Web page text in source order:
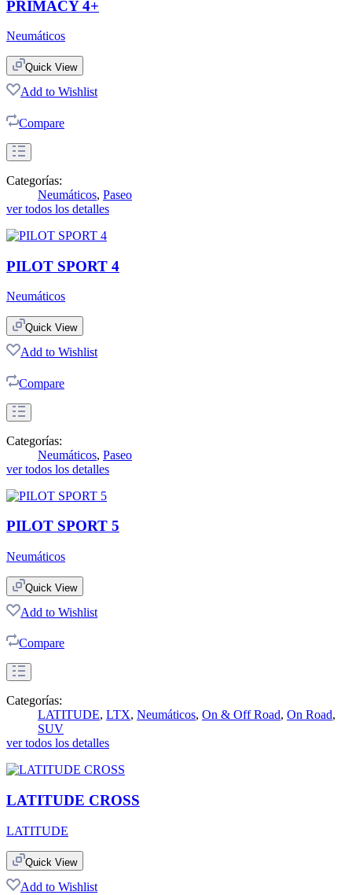
PRIMACY 4+
Neumáticos
Quick View
Add to Wishlist
Compare
Categorías:
Neumáticos, Paseo
ver todos los detalles
PILOT SPORT 4
Neumáticos
Quick View
Add to Wishlist
Compare
Categorías:
Neumáticos, Paseo
ver todos los detalles
PILOT SPORT 5
Neumáticos
Quick View
Add to Wishlist
Compare
Categorías:
LATITUDE, LTX, Neumáticos, On & Off Road, On Road,
SUV
ver todos los detalles
LATITUDE CROSS
LATITUDE
Quick View
Add to Wishlist